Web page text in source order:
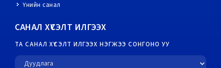
Үнийн санал
САНАЛ ХҮСЭЛТ ИЛГЭЭХ
ТА САНАЛ ХҮСЭЛТ ИЛГЭЭХ НЭГЖЭЭ СОНГОНО УУ